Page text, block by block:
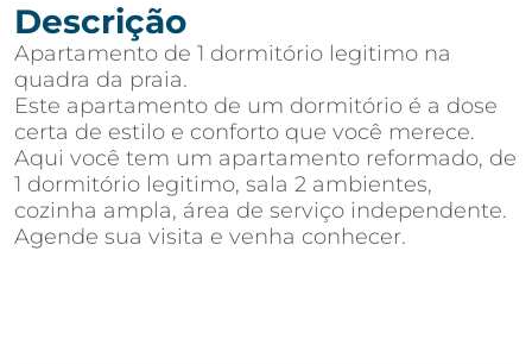
Descrição
Apartamento de 1 dormitório legitimo na
quadra da praia.
Este apartamento de um dormitório é a dose
certa de estilo e conforto que você merece.
Aqui você tem um apartamento reformado, de
1 dormitório legitimo, sala 2 ambientes,
cozinha ampla, área de serviço independente.
Agende sua visita e venha conhecer.